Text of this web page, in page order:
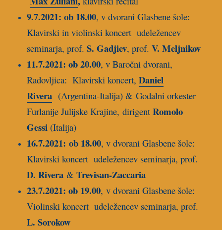
9.7.2021: ob 18.00, v dvorani Glasbene šole:
Klavirski in violinski koncert udeležencev
seminarja, prof.S. Gadjiev, prof.V. Meljnikov
11.7.2021: ob 20.00, v Baročni dvorani,
Radovljica: Klavirski koncert,Daniel
Rivera (Argentina-Italija) & Godalni orkester
Furlanije Julijske Krajine, dirigentRomolo
Gessi (Italija)
16.7.2021: ob 18.00, v dvorani Glasbene šole:
Klavirski koncert udeležencev seminarja, prof.
D. Rivera&Trevisan-Zaccaria
23.7.2021: ob 19.00, v dvorani Glasbene šole:
Violinski koncert udeležencev seminarja, prof.
L. Sorokow